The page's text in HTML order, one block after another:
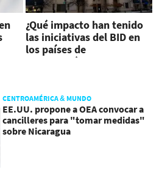
¿Qué impacto han tenido
las iniciativas del BID en
los países de
Centroamérica?
CENTROAMÉRICA & MUNDO
EE.UU. propone a OEA convocar a
cancilleres para "tomar medidas"
sobre Nicaragua